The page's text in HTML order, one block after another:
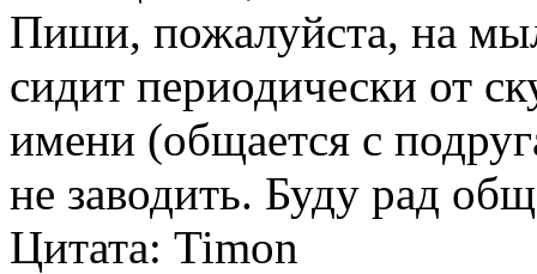
Пиши, пожалуйста, на
сидит периодически от
имени (общается с
не заводить. Буду рад
Цитата: Timon